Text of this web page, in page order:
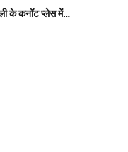
के कनॉट प्लेस में…